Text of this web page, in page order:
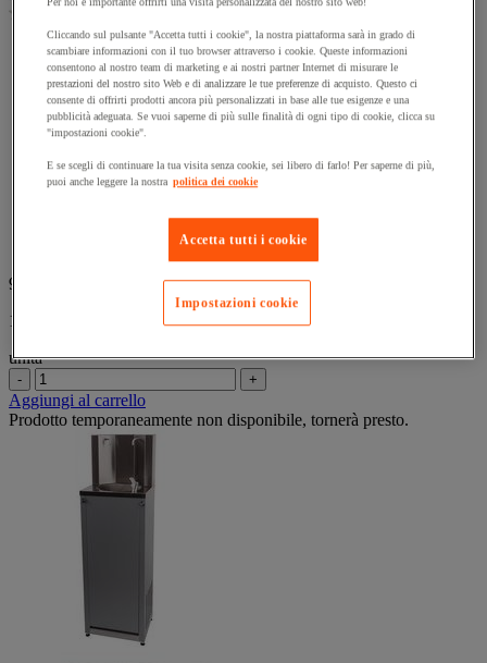
stelle.
(0)
stelle.
Distributore d'acqua a pedale con rubinetto a collo di cigno.
Scocca monoblocco robusta in acciaio prelaccato.
4 piedi regolabili per una stabilità ottimale.
Compatibile con numerosi sistemi di filtraggio.
Scambiatore in rame per limitare rischi batteriologici.
manutenzione agevole.
Altezza collo di cigno: 200 mm.
Macchina realizzata in Francia.
935,00 €
1.140,70 € IVA incl.
unità
- +
Aggiungi al carrello
Prodotto temporaneamente non disponibile, tornerà presto.
Cliccando sul pulsante "Accetta tutti i cookie", la nostra piattaforma sarà in grado di
scambiare informazioni con il tuo browser attraverso i cookie. Queste informazioni
consentono al nostro team di marketing e ai nostri partner Internet di misurare le
prestazioni del nostro sito Web e di analizzare le tue preferenze di acquisto. Questo ci
consente di offrirti prodotti ancora più personalizzati in base alle tue esigenze e una
pubblicità adeguata. Se vuoi saperne di più sulle finalità di ogni tipo di cookie, clicca su
"impostazioni cookie".
E se scegli di continuare la tua visita senza cookie, sei libero di farlo! Per saperne di più,
puoi anche leggere la nostra politica dei cookie
Accetta tutti i cookie
Impostazioni cookie